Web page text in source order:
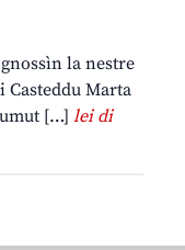
la nestre
Casteddu Marta
[…] lei di